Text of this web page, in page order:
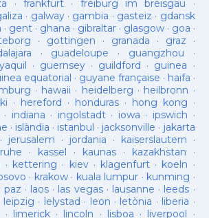
· frankfurt· freiburg im breisgau ·
· galway· gambia · gasteiz · gdansk
· gent· ghana · gibraltar· glasgow· goa ·
· gottingen · granada · graz ·
· guadeloupe · guangzhou ·
· guernsey· guildford · guinea ·
equatorial · guyane française · haifa ·
· hawaii · heidelberg · heilbronn ·
· hereford · honduras· hong kong ·
· indiana · ingolstadt· iowa · ipswich ·
· islàndia · istanbul · jacksonville · jakarta
· jerusalem · jordania · kaiserslautern ·
· kassel · kaunas· kazakhstan ·
· kettering · kiev· klagenfurt · koeln ·
· krakow· kuala lumpur · kunming ·
paz · laos· las vegas· lausanne · leeds ·
leipzig · lelystad · leon · letònia · liberia ·
· limerick· lincoln · lisboa · liverpool ·